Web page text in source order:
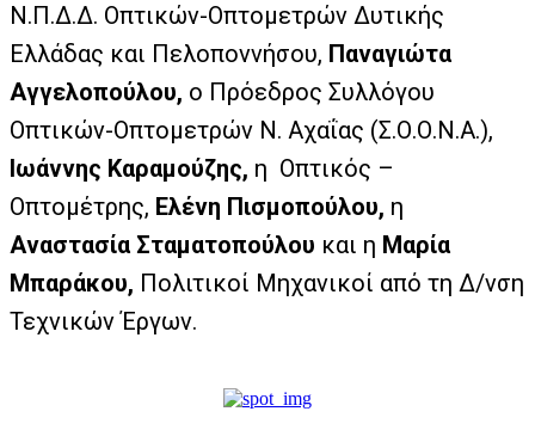
Ν.Π.Δ.Δ. Οπτικών-Οπτομετρών Δυτικής
Ελλάδας και Πελοποννήσου, Παναγιώτα
Αγγελοπούλου, ο Πρόεδρος Συλλόγου
Οπτικών-Οπτομετρών Ν. Αχαΐας (Σ.Ο.Ο.Ν.Α.),
Ιωάννης Καραμούζης, η Οπτικός –
Οπτομέτρης, Ελένη Πισμοπούλου, η
Αναστασία Σταματοπούλου και η Μαρία
Μπαράκου, Πολιτικοί Μηχανικοί από τη Δ/νση
Τεχνικών Έργων.